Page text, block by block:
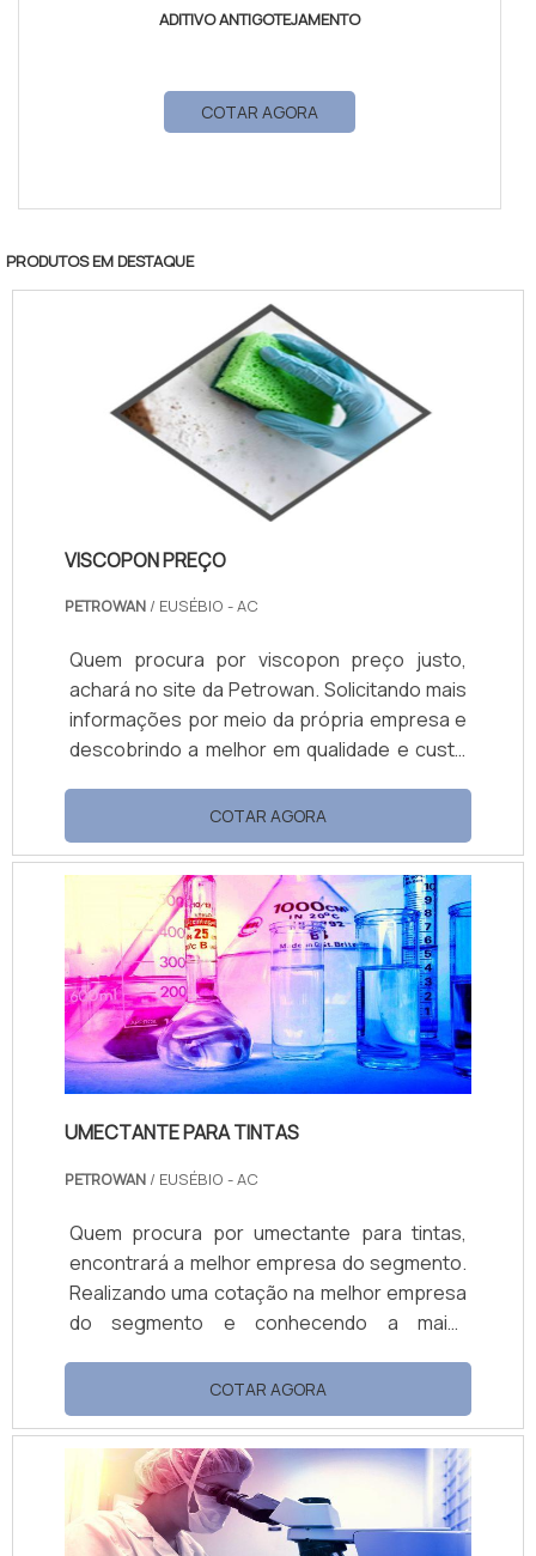
ADITIVO ANTIGOTEJAMENTO
COTAR AGORA
PRODUTOS EM DESTAQUE
VISCOPON PREÇO
PETROWAN / EUSÉBIO - AC
Quem procura por viscopon preço justo,
achará no site da Petrowan. Solicitando mais
informações por meio da própria empresa e
descobrindo a melhor em qualidade e custo
preço acessível, com a Petrowan o cliente
encontrará ótima qualidade com soluções de
distribuição de produtos químicos. MAIS
DETALHES SOBRE VISCOPON PREÇO A
Petrowan objetiva sua energia em
proporcionar uma estrutura com escritório
d...
COTAR AGORA
UMECTANTE PARA TINTAS
PETROWAN / EUSÉBIO - AC
Quem procura por umectante para tintas,
encontrará a melhor empresa do segmento.
Realizando uma cotação na melhor empresa
do segmento e conhecendo a maior
OUTRAS INFORMAÇÕES SOBRE UMECTANTE
PARA TINTAS Se alguém quer achar
umectante para tintas em uma empresa
altamente qualificada, encontra na Petrowan.
Atuando com base multiuso e limpa piso e
fosqueante, oferecendo o que há de melhor
COTAR AGORA